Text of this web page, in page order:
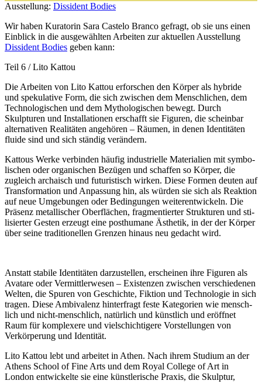
Ausstellung: Dissident Bodies
Wir haben Kuratorin Sara Castelo Branco gefragt, ob sie uns einen
Einblick in die aus­ge­wähl­ten Arbeiten zur aktu­el­len Ausstellung
Dissident Bodies geben kann:
Teil 6 / Lito Kattou
Die Arbeiten von Lito Kattou erfor­schen den Körper als hybri­de
und spe­ku­la­ti­ve Form, die sich zwi­schen dem Menschlichen, dem
Technologischen und dem Mythologischen bewegt. Durch
Skulpturen und Installationen erschafft sie Figuren, die schein­bar
alter­na­ti­ven Realitäten ange­hö­ren – Räumen, in denen Identitäten
flui­de sind und sich stän­dig verändern.
Kattous Werke ver­bin­den häu­fig indus­tri­el­le Materialien mit sym­bo­
li­schen oder orga­ni­schen Bezügen und schaf­fen so Körper, die
zugleich archa­isch und futu­ris­tisch wir­ken. Diese Formen deu­ten auf
Transformation und Anpassung hin, als wür­den sie sich als Reaktion
auf neue Umgebungen oder Bedingungen wei­ter­ent­wi­ckeln. Die
Präsenz metal­li­scher Oberflächen, frag­men­tier­ter Strukturen und sti­
li­sier­ter Gesten erzeugt eine post­hu­ma­ne Ästhetik, in der der Körper
über sei­ne tra­di­tio­nel­len Grenzen hin­aus neu gedacht wird.
Anstatt sta­bi­le Identitäten dar­zu­stel­len, erschei­nen ihre Figuren als
Avatare oder Vermittlerwesen – Existenzen zwi­schen ver­schie­de­nen
Welten, die Spuren von Geschichte, Fiktion und Technologie in sich
tra­gen. Diese Ambivalenz hin­ter­fragt fes­te Kategorien wie mensch­
lich und nicht-mensch­lich, natür­lich und künst­lich und eröff­net
Raum für kom­ple­xe­re und viel­schich­ti­ge­re Vorstellungen von
Verkörperung und Identität.
Lito Kattou lebt und arbei­tet in Athen. Nach ihrem Studium an der
Athens School of Fine Arts und dem Royal College of Art in
London ent­wi­ckel­te sie eine künst­le­ri­sche Praxis, die Skulptur,